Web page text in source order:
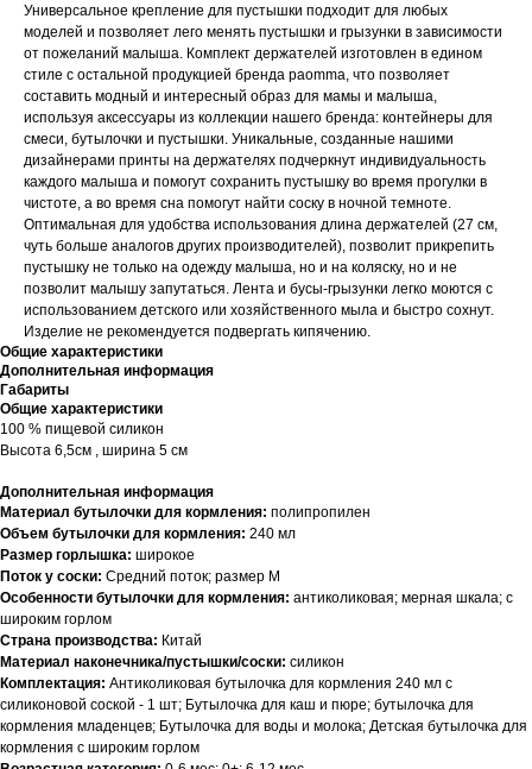
Универсальное крепление для пустышки подходит для любых
моделей и позволяет лего менять пустышки и грызунки в зависимости
от пожеланий малыша. Комплект держателей изготовлен в едином
стиле с остальной продукцией бренда paomma, что позволяет
составить модный и интересный образ для мамы и малыша,
используя аксессуары из коллекции нашего бренда: контейнеры для
смеси, бутылочки и пустышки. Уникальные, созданные нашими
дизайнерами принты на держателях подчеркнут индивидуальность
каждого малыша и помогут сохранить пустышку во время прогулки в
чистоте, а во время сна помогут найти соску в ночной темноте.
Оптимальная для удобства использования длина держателей (27 см,
чуть больше аналогов других производителей), позволит прикрепить
пустышку не только на одежду малыша, но и на коляску, но и не
позволит малышу запутаться. Лента и бусы-грызунки легко моются с
использованием детского или хозяйственного мыла и быстро сохнут.
Изделие не рекомендуется подвергать кипячению.
Общие характеристики
Дополнительная информация
Габариты
Общие характеристики
100 % пищевой силикон
Высота 6,5см , ширина 5 см
Дополнительная информация
Материал бутылочки для кормления: полипропилен
Объем бутылочки для кормления: 240 мл
Размер горлышка: широкое
Поток у соски: Средний поток; размер М
Особенности бутылочки для кормления: антиколиковая; мерная шкала; с
широким горлом
Страна производства: Китай
Материал наконечника/пустышки/соски: силикон
Комплектация: Антиколиковая бутылочка для кормления 240 мл с
силиконовой соской - 1 шт; Бутылочка для каш и пюре; бутылочка для
кормления младенцев; Бутылочка для воды и молока; Детская бутылочка для
кормления с широким горлом